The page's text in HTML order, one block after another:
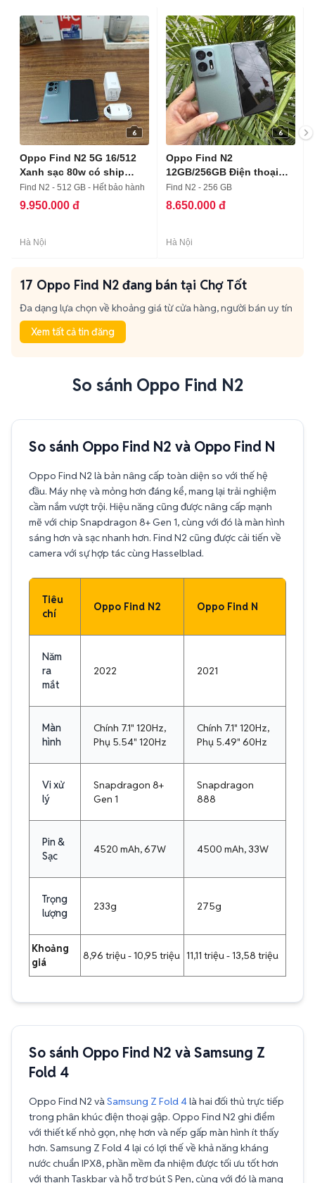
6
Oppo Find N2 5G 16/512
Xanh sạc 80w có ship
COD
Find N2 - 512 GB - Hết bảo hành
9.950.000 đ
Hà Nội
6
Oppo Find N2
12GB/256GB Điện thoại
gập
Find N2 - 256 GB
8.650.000 đ
Hà Nội
17 Oppo Find N2 đang bán tại Chợ Tốt
Đa dạng lựa chọn về khoảng giá từ cửa hàng, người bán uy tín
Xem tất cả tin đăng
So sánh Oppo Find N2
So sánh Oppo Find N2 và Oppo Find N
Oppo Find N2 là bản nâng cấp toàn diện so với thế hệ
đầu. Máy nhẹ và mỏng hơn đáng kể, mang lại trải nghiệm
cầm nắm vượt trội. Hiệu năng cũng được nâng cấp mạnh
mẽ với chip Snapdragon 8+ Gen 1, cùng với đó là màn hình
sáng hơn và sạc nhanh hơn. Find N2 cũng được cải tiến về
camera với sự hợp tác cùng Hasselblad.
Tiêu
chí
Oppo Find N2 Oppo Find N
Năm
ra
mắt
2022 2021
Màn
hình
Chính 7.1" 120Hz,
Phụ 5.54" 120Hz
Chính 7.1" 120Hz,
Phụ 5.49" 60Hz
Vi xử
lý
Snapdragon 8+
Gen 1
Snapdragon
888
Pin &
Sạc
4520 mAh, 67W 4500 mAh, 33W
Trọng
lượng
233g 275g
Khoảng
giá
8,96 triệu - 10,95 triệu 11,11 triệu - 13,58 triệu
So sánh Oppo Find N2 và Samsung Z
Fold 4
Oppo Find N2 vàSamsung Z Fold 4là hai đối thủ trực tiếp
trong phân khúc điện thoại gập. Oppo Find N2 ghi điểm
với thiết kế nhỏ gọn, nhẹ hơn và nếp gấp màn hình ít thấy
hơn. Samsung Z Fold 4 lại có lợi thế về khả năng kháng
nước chuẩn IPX8, phần mềm đa nhiệm được tối ưu tốt hơn
với thanh Taskbar và hỗ trợ bút S Pen, cùng với đó là mạng